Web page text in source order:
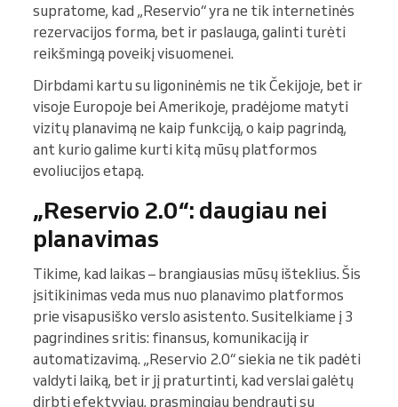
supratome, kad „Reservio“ yra ne tik internetinės
rezervacijos forma, bet ir paslauga, galinti turėti
reikšmingą poveikį visuomenei.
Dirbdami kartu su ligoninėmis ne tik Čekijoje, bet ir
visoje Europoje bei Amerikoje, pradėjome matyti
vizitų planavimą ne kaip funkciją, o kaip pagrindą,
ant kurio galime kurti kitą mūsų platformos
evoliucijos etapą.
„Reservio 2.0“: daugiau nei
planavimas
Tikime, kad laikas – brangiausias mūsų išteklius. Šis
įsitikinimas veda mus nuo planavimo platformos
prie visapusiško verslo asistento. Susitelkiame į 3
pagrindines sritis: finansus, komunikaciją ir
automatizavimą. „Reservio 2.0“ siekia ne tik padėti
valdyti laiką, bet ir jį praturtinti, kad verslai galėtų
dirbti efektyviau, prasmingiau bendrauti su